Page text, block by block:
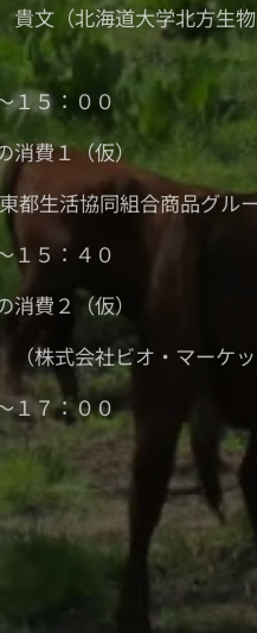
文（北海道大学北方生
１５：００
消費１（仮）
都生活協同組合商品グル
１５：４０
消費２（仮）
（株式会社ビオ・マーケ
１７：００